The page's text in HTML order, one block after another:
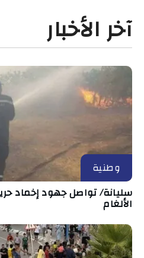
آخر الأخبار
وطنية
سليانة/ تواصل جهود إخماد
الألغام